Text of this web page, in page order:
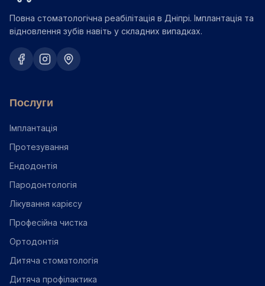
Повна стоматологічна реабілітація в Дніпрі. Імплантація та
відновлення зубів навіть у складних випадках.
Послуги
Імплантація
Протезування
Ендодонтія
Пародонтологія
Лікування карієсу
Професійна чистка
Ортодонтія
Дитяча стоматологія
Дитяча профілактика